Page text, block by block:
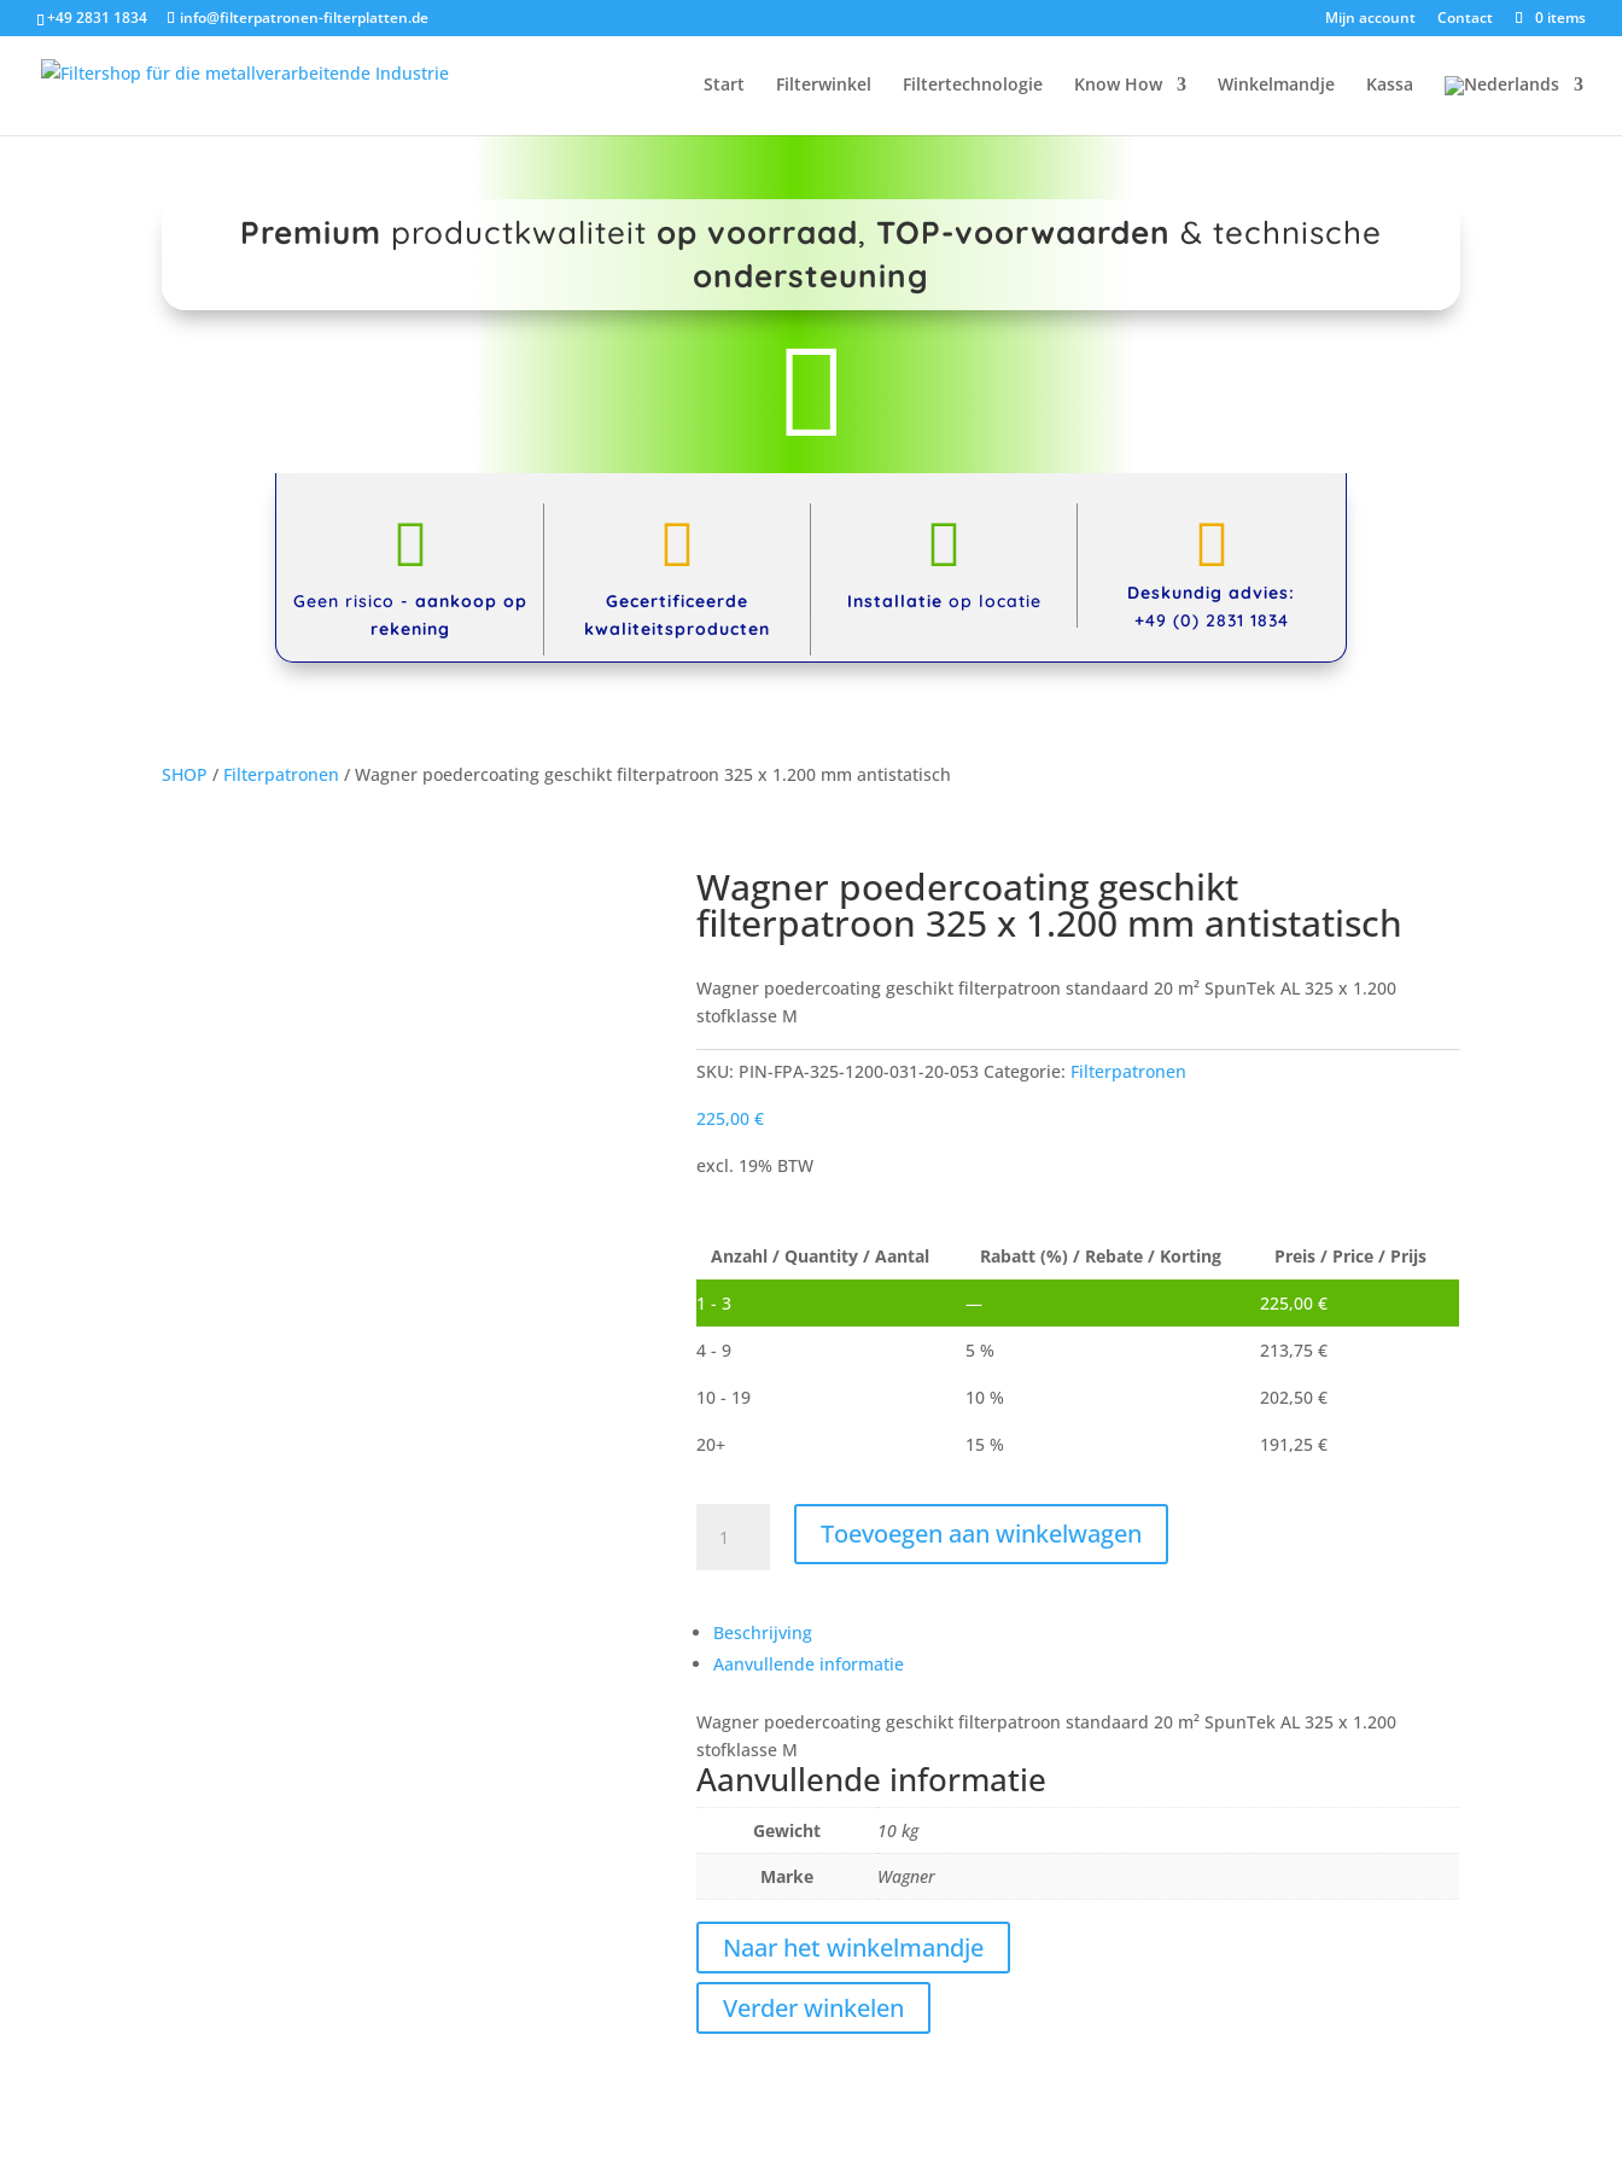
+49 2831 1834 info@filterpatronen-filterplatten.de Mijn account Contact 0 items
Start Filterwinkel Filtertechnologie Know How Winkelmandje Kassa
Premium productkwaliteit op voorraad, TOP-voorwaarden & technische
ondersteuning


Geen risico - aankoop op
rekening

Gecertificeerde
kwaliteitsproducten

Installatie op locatie

Deskundig advies:
+49 (0) 2831 1834
SHOP / Filterpatronen / Wagner poedercoating geschikt filterpatroon 325 x 1.200 mm antistatisch
Wagner poedercoating geschikt
filterpatroon 325 x 1.200 mm antistatisch
Wagner poedercoating geschikt filterpatroon standaard 20 m² SpunTek AL 325 x 1.200
stofklasse M
SKU: PIN-FPA-325-1200-031-20-053 Categorie: Filterpatronen
225,00€
excl. 19% BTW
Anzahl / Quantity / Aantal Rabatt (%) / Rebate / Korting Preis / Price / Prijs
1 - 3 — 225,00€
4 - 9 5 % 213,75€
10 - 19 10 % 202,50€
20+ 15 % 191,25€
poedercoating
325
x
mm
antistatisch
aantal
Toevoegen aan winkelwagen
Beschrijving
Aanvullende informatie
Wagner poedercoating geschikt filterpatroon standaard 20 m² SpunTek AL 325 x 1.200
stofklasse M
Aanvullende informatie
Gewicht
10 kg
Marke
Wagner
Naar het winkelmandje
Verder winkelen